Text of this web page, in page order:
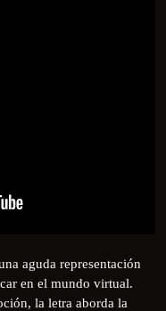
aguda representación
en el mundo virtual.
la letra aborda la